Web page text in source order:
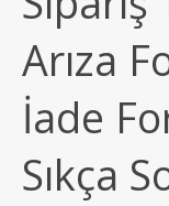
Arıza
İade
Sıkça